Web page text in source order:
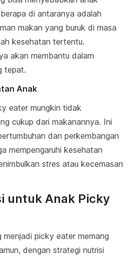
di antaranya adalah
makan yang buruk di masa
kesehatan tertentu.
akan membantu dalam
tepat.
Anak
eater mungkin tidak
cukup dari makanannya. Ini
dan perkembangan
mempengaruhi kesehatan
stres atau kecemasan
untuk Anak Picky
picky eater memang
dengan strategi nutrisi